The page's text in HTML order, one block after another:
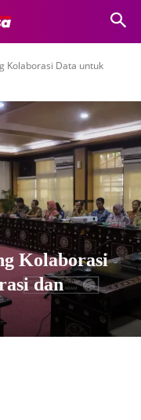
Kolaborasi Data untuk
Kolaborasi
dan